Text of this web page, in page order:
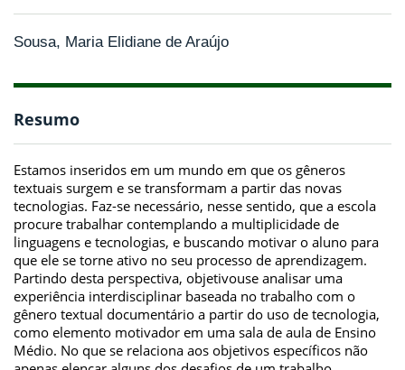
Sousa, Maria Elidiane de Araújo
Resumo
Estamos inseridos em um mundo em que os gêneros
textuais surgem e se transformam a partir das novas
tecnologias. Faz-se necessário, nesse sentido, que a escola
procure trabalhar contemplando a multiplicidade de
linguagens e tecnologias, e buscando motivar o aluno para
que ele se torne ativo no seu processo de aprendizagem.
Partindo desta perspectiva, objetivouse analisar uma
experiência interdisciplinar baseada no trabalho com o
gênero textual documentário a partir do uso de tecnologia,
como elemento motivador em uma sala de aula de Ensino
Médio. No que se relaciona aos objetivos específicos não